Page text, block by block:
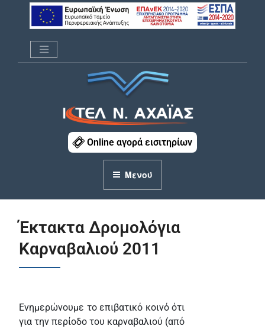
Μετάβαση
ΚΤΕΛ Ν. ΑΧΑΪΑΣOnline αγορά εισιτηρίων
Μενού
Έκτακτα Δρομολόγια
Καρναβαλιού 2011
Ενημερώνουμε το επιβατικό κοινό ότι
για την περίοδο του καρναβαλιού (από